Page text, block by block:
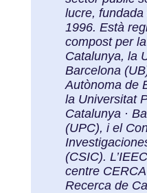
lucre,
1996. Està
compost per
Catalunya, la
Barcelona
Autònoma de
la Universitat
Catalunya ·
(UPC), i el
(CSIC).
centre
Recerca de